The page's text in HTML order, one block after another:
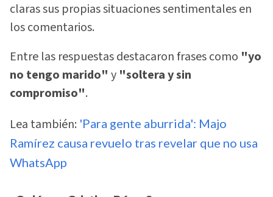
claras sus propias situaciones sentimentales en
los comentarios.
Entre las respuestas destacaron frases como "yo
no tengo marido" y "soltera y sin
compromiso".
Lea también: 'Para gente aburrida': Majo
Ramírez causa revuelo tras revelar que no usa
WhatsApp